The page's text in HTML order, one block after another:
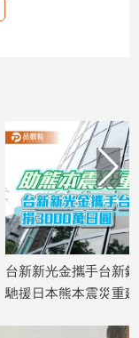
3000萬日圓
熊
所